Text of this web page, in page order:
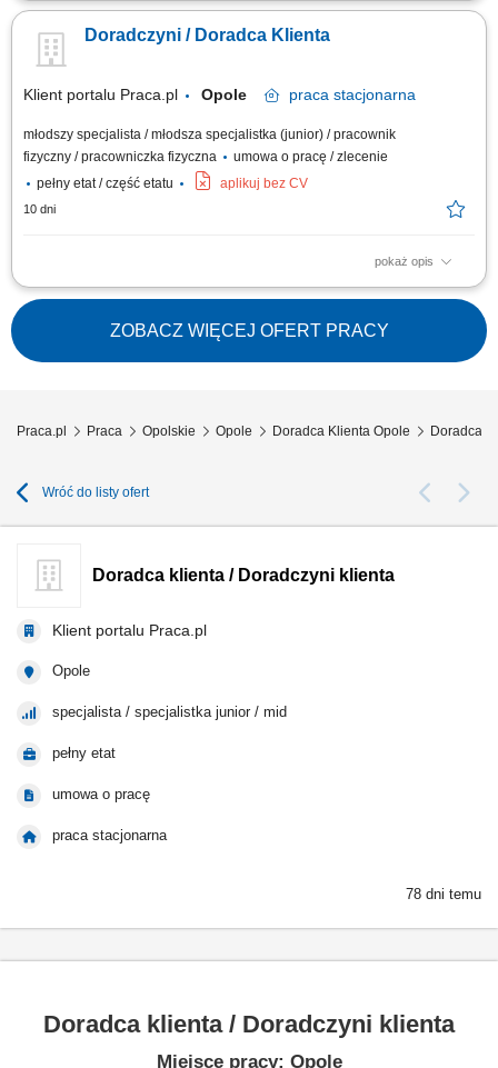
Doradczyni / Doradca Klienta
Klient portalu Praca.pl Opole praca stacjonarna
młodszy specjalista / młodsza specjalistka (junior) / pracownik
fizyczny / pracowniczka fizyczna
umowa o pracę / zlecenie
pełny etat / część etatu
aplikuj bez CV
10 dni
pokaż opis
Praca dla osób z doświadczeniem lub bez.
ZOBACZ WIĘCEJ OFERT PRACY
Praca.pl Praca Opolskie Opole Doradca Klienta Opole Doradca
Wróć do listy ofert
Doradca klienta / Doradczyni klienta
Klient portalu Praca.pl
Opole
specjalista / specjalistka junior / mid
pełny etat
umowa o pracę
praca stacjonarna
78 dni temu
Doradca klienta / Doradczyni klienta
Miejsce pracy: Opole